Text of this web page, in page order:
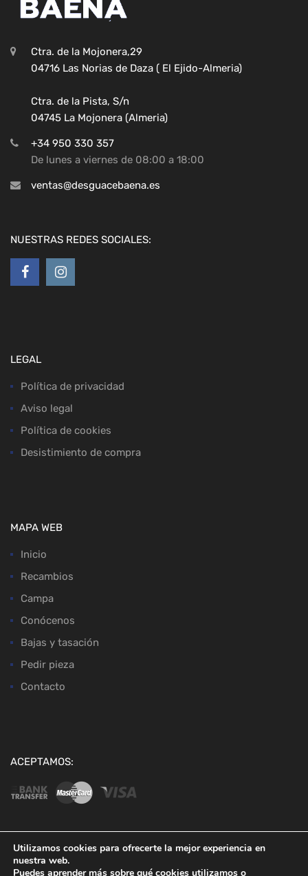
Ctra. de la Mojonera,29
04716 Las Norias de Daza ( El Ejido-Almeria)
Ctra. de la Pista, S/n
04745 La Mojonera (Almeria)
+34 950 330 357
De lunes a viernes de 08:00 a 18:00
ventas@desguacebaena.es
NUESTRAS REDES SOCIALES:
LEGAL
Política de privacidad
Aviso legal
Política de cookies
Desistimiento de compra
MAPA WEB
Inicio
Recambios
Campa
Conócenos
Bajas y tasación
Pedir pieza
Contacto
ACEPTAMOS:
Utilizamos cookies para ofrecerte la mejor experiencia en
nuestra web.
Puedes aprender más sobre qué cookies utilizamos o